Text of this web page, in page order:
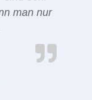
man nur